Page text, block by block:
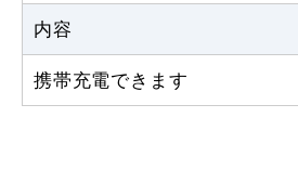
内容
携帯充電できます